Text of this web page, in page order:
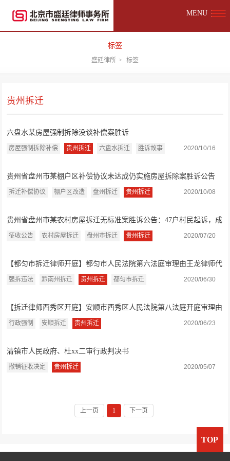
MENU
标签
盛廷律所 > 标签
贵州拆迁
六盘水某房屋强制拆除没谈补偿案胜诉
房屋强制拆除补偿 贵州拆迁 六盘水拆迁 胜诉故事 2020/10/16
贵州省盘州市某棚户区补偿协议未达成仍实施房屋拆除案胜诉公告
拆迁补偿协议 棚户区改造 盘州拆迁 贵州拆迁 2020/10/08
贵州省盘州市某农村房屋拆迁无标准案胜诉公告：47户村民起诉，成
功撤销市政...
征收公告 农村房屋拆迁 盘州市拆迁 贵州拆迁 2020/07/20
【都匀市拆迁律师开庭】都匀市人民法院第六法庭审理由王龙律师代
理的确认强...
强拆违法 黔南州拆迁 贵州拆迁 都匀市拆迁 2020/06/30
【拆迁律师西秀区开庭】安顺市西秀区人民法院第八法庭开庭审理由
翟根才律师...
行政强制 安顺拆迁 贵州拆迁 2020/06/23
清镇市人民政府、杜xx二审行政判决书
撤销征收决定 贵州拆迁 2020/05/07
上一页 1 下一页
TOP